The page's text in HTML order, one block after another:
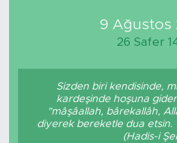
9 Ağustos
26 Safer
Sizden biri kendisinde,
kardeşinde hoşuna
"mâşâallah, bârekallâh,
diyerek bereketle dua etsin.
(Hadis-i